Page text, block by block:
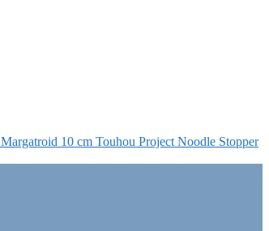
Touhou Project Noodle Stopper